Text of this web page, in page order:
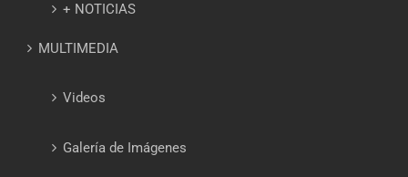
+ NOTICIAS
MULTIMEDIA
Videos
Galería de Imágenes